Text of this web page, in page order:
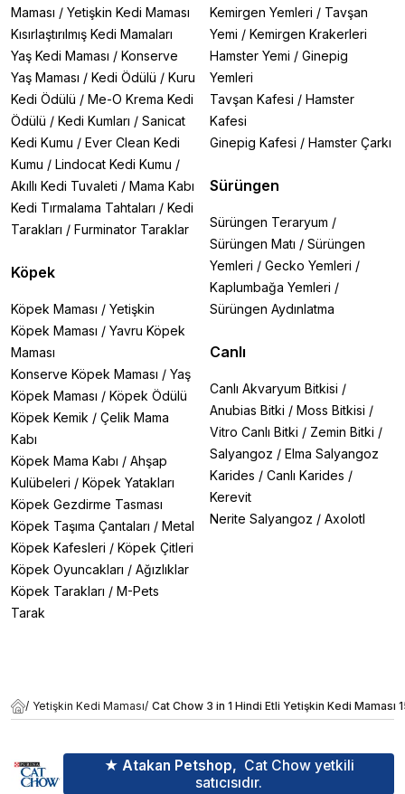
Maması / Yetişkin Kedi Maması
Kısırlaştırılmış Kedi Mamaları
Yaş Kedi Maması / Konserve
Yaş Maması / Kedi Ödülü / Kuru
Kedi Ödülü / Me-O Krema Kedi
Ödülü / Kedi Kumları / Sanicat
Kedi Kumu / Ever Clean Kedi
Kumu / Lindocat Kedi Kumu /
Akıllı Kedi Tuvaleti / Mama Kabı
Kedi Tırmalama Tahtaları / Kedi
Tarakları / Furminator Taraklar
Köpek
Köpek Maması / Yetişkin
Köpek Maması / Yavru Köpek
Maması
Konserve Köpek Maması / Yaş
Köpek Maması / Köpek Ödülü
Köpek Kemik / Çelik Mama
Kabı
Köpek Mama Kabı / Ahşap
Kulübeleri / Köpek Yatakları
Köpek Gezdirme Tasması
Köpek Taşıma Çantaları / Metal
Köpek Kafesleri / Köpek Çitleri
Köpek Oyuncakları / Ağızlıklar
Köpek Tarakları / M-Pets
Tarak
Kemirgen Yemleri / Tavşan
Yemi / Kemirgen Krakerleri
Hamster Yemi / Ginepig
Yemleri
Tavşan Kafesi / Hamster
Kafesi
Ginepig Kafesi / Hamster Çarkı
Sürüngen
Sürüngen Teraryum /
Sürüngen Matı / Sürüngen
Yemleri / Gecko Yemleri /
Kaplumbağa Yemleri /
Sürüngen Aydınlatma
Canlı
Canlı Akvaryum Bitkisi /
Anubias Bitki / Moss Bitkisi /
Vitro Canlı Bitki / Zemin Bitki /
Salyangoz / Elma Salyangoz
Karides / Canlı Karides /
Kerevit
Nerite Salyangoz / Axolotl
/ Yetişkin Kedi Maması/ Cat Chow 3 in 1 Hindi Etli Yetişkin Kedi Maması
★ Atakan Petshop, Cat Chow yetkili
satıcısıdır.